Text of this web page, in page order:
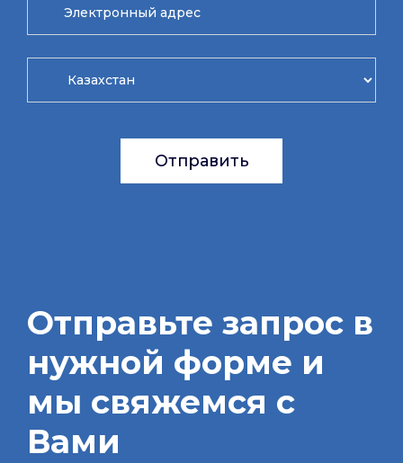
Отправить
Отправьте запрос в
нужной форме и
мы свяжемся с
Вами